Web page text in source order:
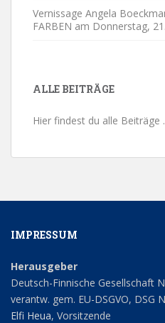
Vernissage Angela
FARBEN am Donnerstag,
ALLE BEITRÄGE
Hier findest du alle Beiträge
IMPRESSUM
Herausgeber
Deutsch-Finnische Gesellschaft
verantw. gem. EU-DSGVO, DSG
Elfi Heua, Vorsitzende